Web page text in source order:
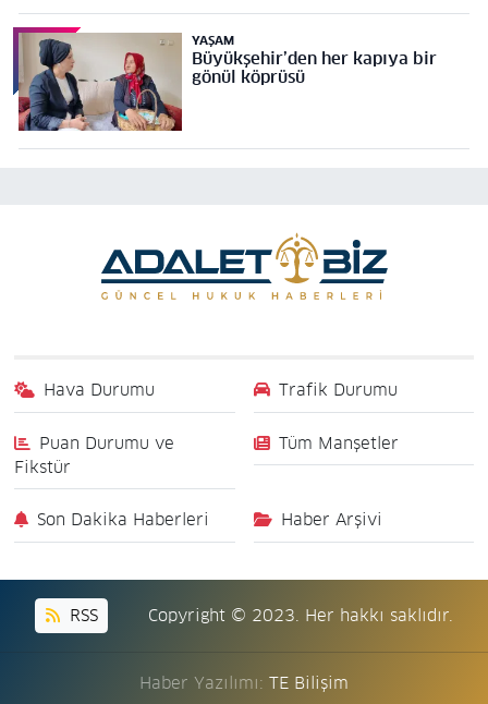
YAŞAM
Büyükşehir’den her kapıya bir
gönül köprüsü
Hava Durumu Trafik Durumu
Puan Durumu ve
Fikstür
Tüm Manşetler
Son Dakika Haberleri Haber Arşivi
RSS Copyright © 2023. Her hakkı saklıdır.
Haber Yazılımı: TE Bilişim